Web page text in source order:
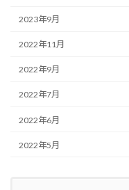
2023年9月
2022年11月
2022年9月
2022年7月
2022年6月
2022年5月